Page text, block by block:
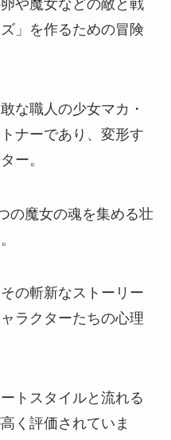
や魔女などの敵と戦
」を作るための冒険
な職人の少女マカ・
ナーであり、変形す
ー。
の魔女の魂を集める壮
の斬新なストーリー
ラクターたちの心理
トスタイルと流れる
く評価されていま